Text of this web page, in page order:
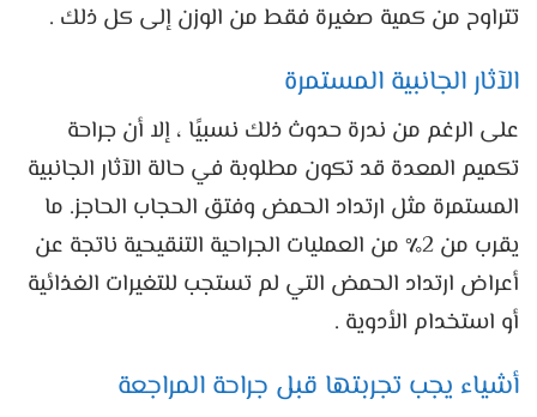
تتراوح من كمية صغيرة فقط من الوزن إلى كل ذلك .
الآثار الجانبية المستمرة
على الرغم من ندرة حدوث ذلك نسبيًا ، إلا أن جراحة
تكميم المعدة قد تكون مطلوبة في حالة الآثار الجانبية
المستمرة مثل ارتداد الحمض وفتق الحجاب الحاجز. ما
يقرب من 2٪ من العمليات الجراحية التنقيحية ناتجة عن
أعراض ارتداد الحمض التي لم تستجب للتغيرات الغذائية
أو استخدام الأدوية .
أشياء يجب تجربتها قبل جراحة المراجعة